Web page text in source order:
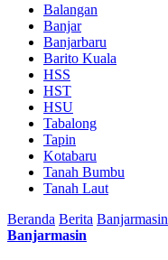
Balangan
Banjar
Banjarbaru
Barito Kuala
HSS
HST
HSU
Tabalong
Tapin
Kotabaru
Tanah Bumbu
Tanah Laut
Beranda Berita Banjarmasin
Banjarmasin